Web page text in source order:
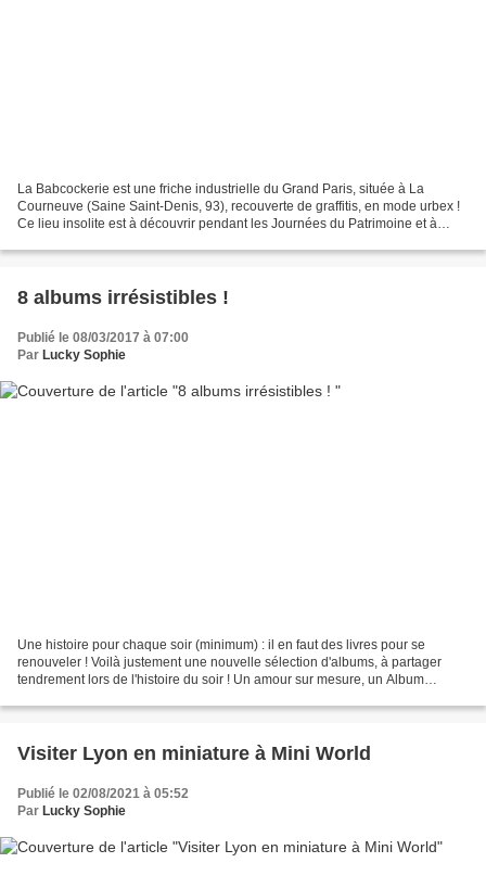
La Babcockerie est une friche industrielle du Grand Paris, située à La
Courneuve (Saine Saint-Denis, 93), recouverte de graffitis, en mode urbex !
Ce lieu insolite est à découvrir pendant les Journées du Patrimoine et à
8 albums irrésistibles !
Publié le 08/03/2017 à 07:00
Par Lucky Sophie
Une histoire pour chaque soir (minimum) : il en faut des livres pour se
renouveler ! Voilà justement une nouvelle sélection d'albums, à partager
tendrement lors de l'histoire du soir ! Un amour sur mesure, un Album
Visiter Lyon en miniature à Mini World
Publié le 02/08/2021 à 05:52
Par Lucky Sophie